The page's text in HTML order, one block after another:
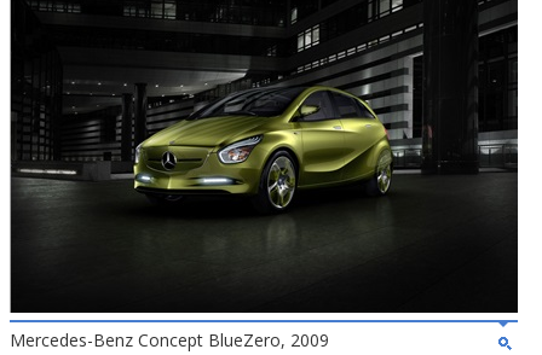
Mercedes-Benz Concept BlueZero, 2009